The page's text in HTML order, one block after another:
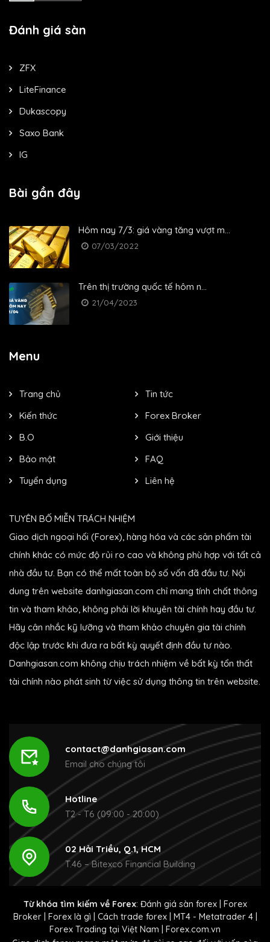
Đánh giá sàn
ZFX
LiteFinance
Dukascopy
Saxo Bank
IG
Bài gần đây
Hôm nay 7/3: giá vàng tăng vượt m...
07/03/2022
Trên thị trường quốc tế hôm n...
21/04/2023
Menu
Trang chủ
Tin tức
Kiến thức
Forex Broker
B.O
Giới thiệu
Bảo mật
FAQ
Tuyển dụng
Liên hệ
TUYÊN BỐ MIỄN TRÁCH NHIỆM
Giao dịch ngoại hối (Forex), hàng hóa và các sản phẩm tài
chính khác có mức độ rủi ro cao và không phù hợp với tất cả
nhà đầu tư. Bạn có thể mất toàn bộ số vốn đã đầu tư. Nội
dung trên website danhgiasan.com chỉ mang tính chất thông
tin và tham khảo, không phải lời khuyên tài chính hay đầu tư.
Hãy cân nhắc kỹ lưỡng và tham khảo chuyên gia tài chính
độc lập trước khi đưa ra bất kỳ quyết định đầu tư nào.
Danhgiasan.com không chịu trách nhiệm về bất kỳ tổn thất
tài chính nào phát sinh từ việc sử dụng thông tin trên website.
contact@danhgiasan.com
Email cho chúng tôi
Hotline
T2 - T6 (09:00 - 20:00)
02 Hải Triều, Q.1, HCM
T.46 – Bitexco Financial Building
Từ khóa tìm kiếm về Forex: Đánh giá sàn forex| Forex
Broker| Forex là gì Cách trade forex| MT4 - Metatrader 4|
Forex Trading tại Việt Nam
Forex.com.vn